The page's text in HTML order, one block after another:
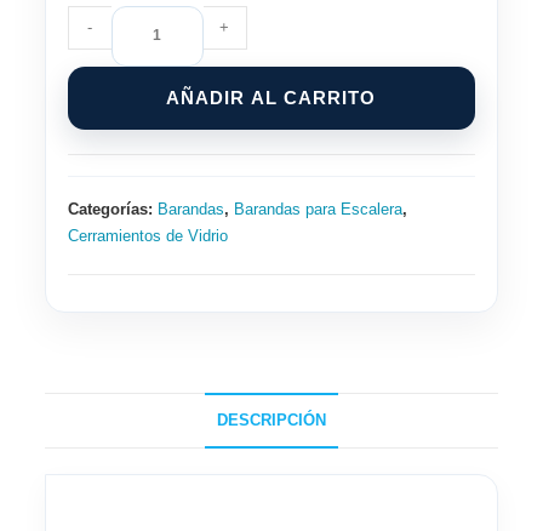
Baranda
de
Vidrio
y
Inox
Color
- +
AÑADIR AL CARRITO
Categorías: Barandas, Barandas para Escalera,
Cerramientos de Vidrio
DESCRIPCIÓN